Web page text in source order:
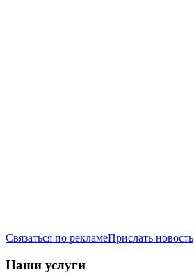
Связаться по рекламеПрислать новость
Наши услуги